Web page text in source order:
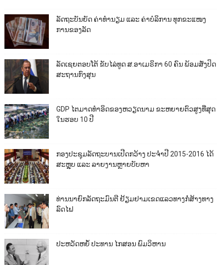
ລັດຖະບັນຍັດ ຄ່າທຳນຽມ ແລະ ຄ່າບໍລິການ ທຸກຂະແໜງ
ການຂອງລັດ
ລັດເຊຍຕອບໂຕ້ ຂັບໄລ່ທູດ ສ.ອາເມຣິກາ 60 ຄົນ ພ້ອມສັ່ງປິດ
ສະຖານກົງສຸນ
GDP ໄຕມາດທຳອິດຂອງຫວຽດນາມ ຂະຫຍາຍຕົວສູງທີ່ສຸດ
ໃນຮອບ 10​ ປີ
ກອງປະຊຸມລັດຖະບານເປີດກວ້າງ ປະຈຳປີ 2015-2016 ໄດ້
ສະຫຼຸບ ແລະ ລາຍງານຫຼາຍບັບຫາ
ທ່ານນາຍົກລັດຖະມົນຕີ ຢ້ຽມຢາມເຂດແລວທາງກໍ່ສ້າງທາງ
ລົດໄຟ
ປະຫວັດຫຍໍ້ ປະທານ ໄກສອນ ພົມວິຫານ